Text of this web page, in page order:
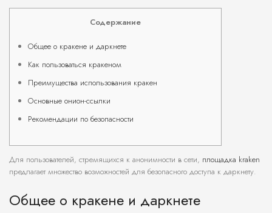
Содержание
Общее о кракене и даркнете
Как пользоваться кракеном
Преимущества использования кракен
Основные онион-ссылки
Рекомендации по безопасности
Для пользователей, стремящихся к анонимности в сети, площадка kraken
предлагает множество возможностей для безопасного доступа к даркнету.
Общее о кракене и даркнете